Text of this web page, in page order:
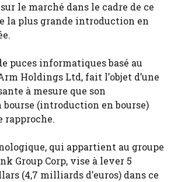
le marché dans le cadre de ce
la plus grande introduction en
puces informatiques basé au
Holdings Ltd, fait l’objet d’une
à mesure que son
(introduction en bourse)
rapproche.
qui appartient au groupe
Group Corp, vise à lever 5
(4,7 milliards d’euros) dans ce